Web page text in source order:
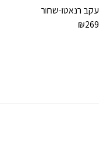
עקב רנאטו-שחור
₪269